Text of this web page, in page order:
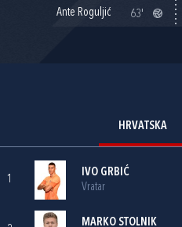
Ante Roguljić
63'
HRVATSKA
1
IVO GRBIĆ
Vratar
MARKO STOLNIK